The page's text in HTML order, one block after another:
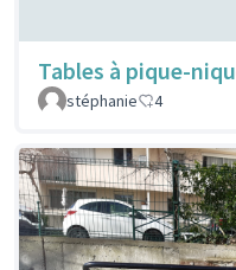
Tables à pique-
stéphanie
4